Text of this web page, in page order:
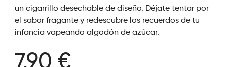
un cigarrillo desechable de diseño. Déjate tentar por
el sabor fragante y redescubre los recuerdos de tu
infancia vapeando algodón de azúcar.
7,90 €